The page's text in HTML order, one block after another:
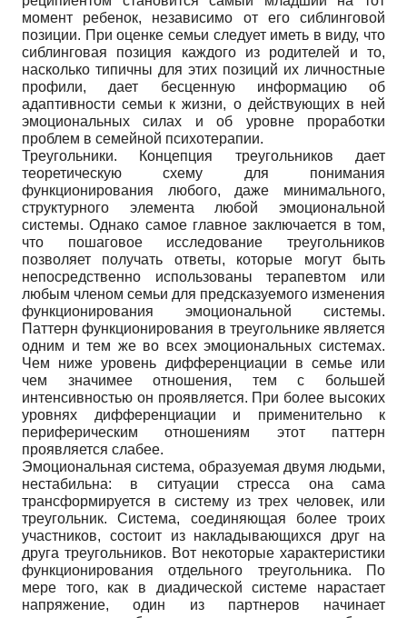
момент ребенок, независимо от его сиблинговой
позиции. При оценке семьи следует иметь в виду, что
сиблинговая позиция каждого из родителей и то,
насколько типичны для этих позиций их личностные
профили, дает бесценную информацию об
адаптивности семьи к жизни, о действующих в ней
эмоциональных силах и об уровне проработки
проблем в семейной психотерапии.
Треугольники. Концепция треугольников дает
теоретическую схему для понимания
функционирования любого, даже минимального,
структурного элемента любой эмоциональной
системы. Однако самое главное заключается в том,
что пошаговое исследование треугольников
позволяет получать ответы, которые могут быть
непосредственно использованы терапевтом или
любым членом семьи для предсказуемого изменения
функционирования эмоциональной системы.
Паттерн функционирования в треугольнике является
одним и тем же во всех эмоциональных системах.
Чем ниже уровень дифференциации в семье или
чем значимее отношения, тем с большей
интенсивностью он проявляется. При более высоких
уровнях дифференциации и применительно к
периферическим отношениям этот паттерн
проявляется слабее.
Эмоциональная система, образуемая двумя людьми,
нестабильна: в ситуации стресса она сама
трансформируется в систему из трех человек, или
треугольник. Система, соединяющая более троих
участников, состоит из накладывающихся друг на
друга треугольников. Вот некоторые характеристики
функционирования отдельного треугольника. По
мере того, как в диадической системе нарастает
напряжение, один из партнеров начинает